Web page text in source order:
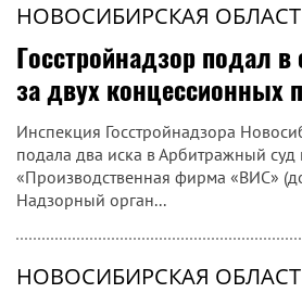
НОВОСИБИРСКАЯ
Госстройнадзор подал
за двух концессионных
Инспекция Госстройнадзора
подала два иска в Арбитражный
«Производственная фирма «ВИС»
Надзорный орган...
НОВОСИБИРСКАЯ